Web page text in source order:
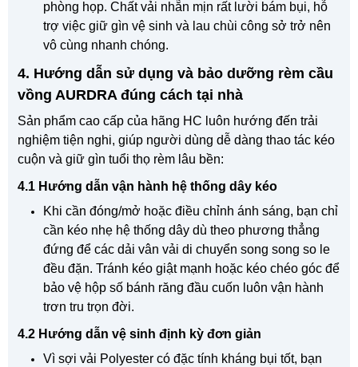
phòng họp. Chất vải nhẵn mịn rất lười bám bụi, hỗ
trợ việc giữ gìn vệ sinh và lau chùi công sở trở nên
vô cùng nhanh chóng.
4. Hướng dẫn sử dụng và bảo dưỡng rèm cầu
vồng AURDRA đúng cách tại nhà
Sản phẩm cao cấp của hãng HC luôn hướng đến trải
nghiệm tiện nghi, giúp người dùng dễ dàng thao tác kéo
cuộn và giữ gìn tuổi thọ rèm lâu bền:
4.1 Hướng dẫn vận hành hệ thống dây kéo
Khi cần đóng/mở hoặc điều chỉnh ánh sáng, bạn chỉ
cần kéo nhẹ hệ thống dây dù theo phương thẳng
đứng để các dải vân vải di chuyển song song so le
đều đặn. Tránh kéo giật mạnh hoặc kéo chéo góc để
bảo vệ hộp số bánh răng đầu cuốn luôn vận hành
trơn tru trọn đời.
4.2 Hướng dẫn vệ sinh định kỳ đơn giản
Vì sợi vải Polyester có đặc tính kháng bụi tốt, bạn